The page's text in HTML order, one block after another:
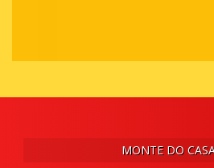
MONTE DO